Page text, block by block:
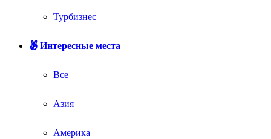
Турбизнес
Интересные места
Все
Азия
Америка